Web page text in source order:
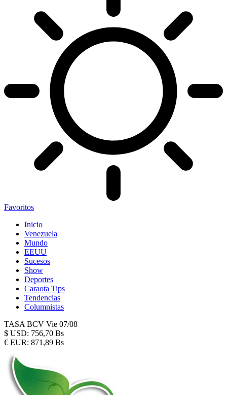
Favoritos
Inicio
Venezuela
Mundo
EEUU
Sucesos
Show
Deportes
Caraota Tips
Tendencias
Columnistas
TASA BCV Vie 07/08
$ USD: 756,70 Bs
€ EUR: 871,89 Bs